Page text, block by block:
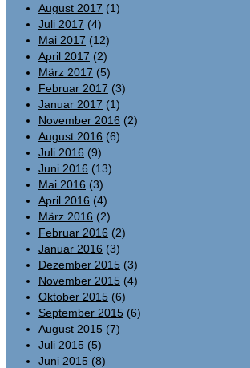
August 2017 (1)
Juli 2017 (4)
Mai 2017 (12)
April 2017 (2)
März 2017 (5)
Februar 2017 (3)
Januar 2017 (1)
November 2016 (2)
August 2016 (6)
Juli 2016 (9)
Juni 2016 (13)
Mai 2016 (3)
April 2016 (4)
März 2016 (2)
Februar 2016 (2)
Januar 2016 (3)
Dezember 2015 (3)
November 2015 (4)
Oktober 2015 (6)
September 2015 (6)
August 2015 (7)
Juli 2015 (5)
Juni 2015 (8)